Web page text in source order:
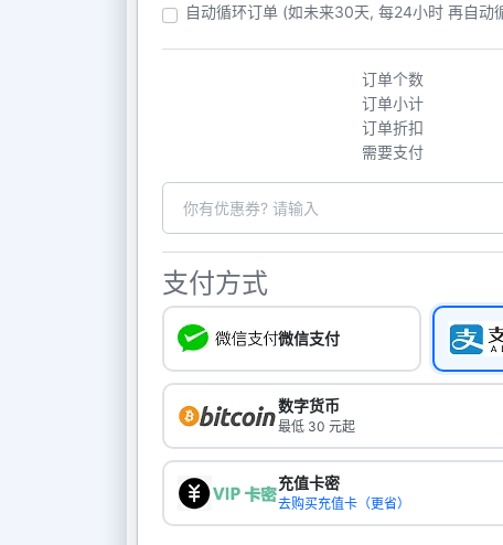
自动循环订单 (如未来30天, 每24小时 再自动
订单个数
订单小计
订单折扣
需要支付
支付方式
微信支付
数字货币
最低 30 元起
充值卡密
去购买充值卡（更省）